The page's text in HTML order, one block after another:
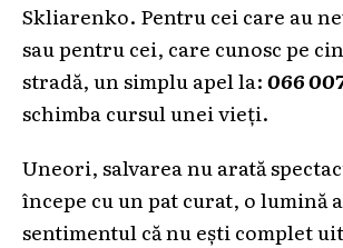
Skliarenko. Pentru cei care au
sau pentru cei, care cunosc pe
stradă, un simplu apel la:066
schimba cursul unei vieți.
Uneori, salvarea nu arată
începe cu un pat curat, o lumină
sentimentul că nu ești complet